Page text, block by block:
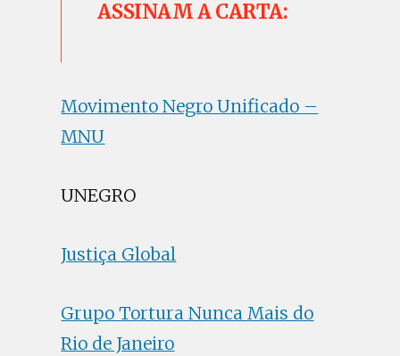
ASSINAM A CARTA:
Movimento Negro Unificado –
MNU
UNEGRO
Justiça Global
Grupo Tortura Nunca Mais do
Rio de Janeiro